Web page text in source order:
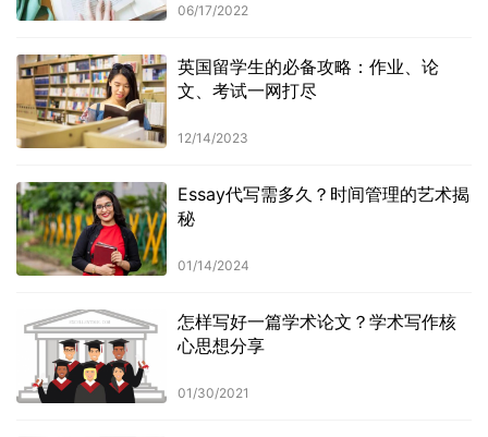
06/17/2022
英国留学生的必备攻略：作业、论
文、考试一网打尽
12/14/2023
Essay代写需多久？时间管理的艺术揭
秘
01/14/2024
怎样写好一篇学术论文？学术写作核
心思想分享
01/30/2021